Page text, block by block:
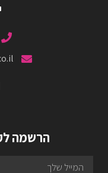
הרשמה